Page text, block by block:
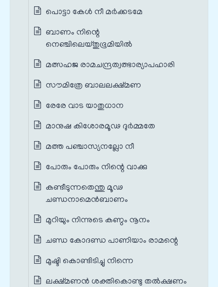
പൊട്ടാ കേൾ നീ മര്‍ക്കടമേ
ബാണം നിന്റെ
നെഞ്ചിലെയ്തുഭൂമിയില്‍
മത്സഹജ രാമചന്ദ്രത്വത്ഭാര്യാപഹാരി
സൗമിത്രേ ബാലലക്ഷ്മണ
രേരേ വാട യാതുധാന
മാനുഷ കിശോരമൂഢ ദുര്‍മ്മതേ
മത്ത പഞ്ചാസ്യനല്ലോ നീ
പോരും പോരും നിന്റെ വാക്കു
കണ്ടീടുന്നതെന്തു മൂഢ
ചണ്ഡനാമെന്‍ബാണം
മുറിയും നിന്നുടെ കണ്ഠം നൂനം
ചണ്ഡ കോദണ്ഡ പാണിയാം രാമന്റെ
മുഷ്ടി കൊണ്ടിടിച്ചു നിന്നെ
ലക്ഷ്മണൻ ശക്തികൊണ്ടു തൽക്ഷണം